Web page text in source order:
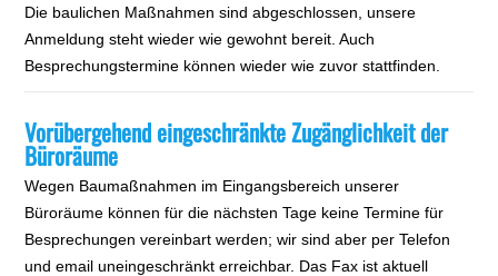
Die baulichen Maßnahmen sind abgeschlossen, unsere
Anmeldung steht wieder wie gewohnt bereit. Auch
Besprechungstermine können wieder wie zuvor stattfinden.
Vorübergehend eingeschränkte Zugänglichkeit der
Büroräume
Wegen Baumaßnahmen im Eingangsbereich unserer
Büroräume können für die nächsten Tage keine Termine für
Besprechungen vereinbart werden; wir sind aber per Telefon
und email uneingeschränkt erreichbar. Das Fax ist aktuell